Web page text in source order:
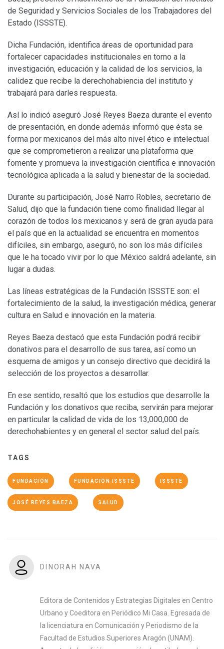
de Seguridad y Servicios Sociales de los Trabajadores del
Estado (ISSSTE).
Dicha Fundación, identifica áreas de oportunidad para
fortalecer capacidades institucionales en torno a la
investigación, educación y la calidad de los servicios, la
calidez que recibe la derechohabiencia del instituto y
trabajará para darles respuesta.
Así lo indicó aseguró José Reyes Baeza durante el evento
de presentación, en donde además informó que ésta se
forma por mexicanos del más alto nivel ético e intelectual
que se comprometieron a realizar una plataforma que
fomente y promueva la investigación científica e innovación
tecnológica aplicada a la salud y bienestar de la sociedad.
Durante su participación, José Narro Robles, secretario de
Salud, dijo que la fundación tiene como finalidad llegar al
corazón de todos los mexicanos y será de gran ayuda para
el país que en la actualidad se encuentra en momentos
difíciles, sin embargo, aseguró, no son los más difíciles
que le ha tocado vivir por lo que México saldrá adelante, sin
lugar a dudas.
Las líneas estratégicas de la Fundación ISSSTE son: el
fortalecimiento de la salud, la investigación médica, generar
cultura en Salud e innovación en la materia.
Reyes Baeza destacó que esta Fundación podrá recibir
donativos para el desarrollo de sus tarea, así como un
esquema de amigos y un consejo directivo que decidirá la
selección de los proyectos a desarrollar.
En ese sentido, resaltó que los estudios que desarrolle la
Fundación y los donativos que reciba, servirán para mejorar
en particular la calidad de vida de los 13,000,000 de
derechohabientes y en general el sector salud del país.
TAGS
FUNDACIÓN FUNDACIÓN ISSSTE ISSSTE
JOSÉ REYES BAEZA SALUD
DINORAH NAVA
Editora de Contenidos y Estrategias Digitales en Centro
Urbano y Coeditora en Periódico Mi Casa. Egresada de
la licenciatura en Comunicación y Periodismo de la
Facultad de Estudios Superiores Aragón (UNAM).